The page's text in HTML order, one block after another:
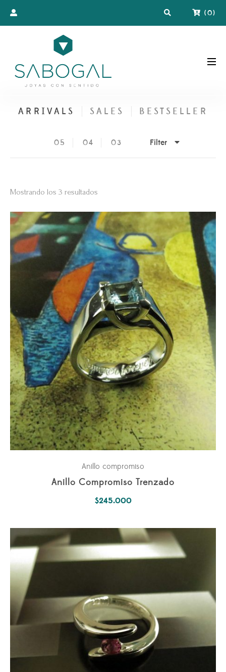
(0)
ARRIVALS SALES BESTSELLER
05 04 03 Filter
Mostrando los 3 resultados
popularidad
Anillo compromiso
Anillo Compromiso Trenzado
$245.000